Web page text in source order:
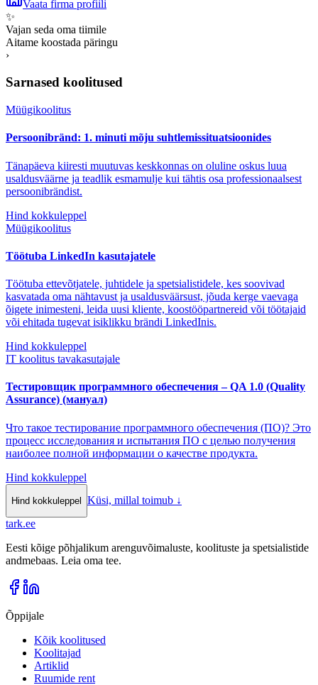
Vaata firma profiili
✨
Vajan seda oma tiimile
Aitame koostada päringu
›
Sarnased koolitused
Müügikoolitus
Persoonibränd: 1. minuti mõju suhtlemissituatsioonides
Tänapäeva kiiresti muutuvas keskkonnas on oluline oskus luua
usaldusväärne ja teadlik esmamulje kui tähtis osa professionaalsest
persoonibrändist.
Hind kokkuleppel
Müügikoolitus
Töötuba LinkedIn kasutajatele
Töötuba ettevõtjatele, juhtidele ja spetsialistidele, kes soovivad
kasvatada oma nähtavust ja usaldusväärsust, jõuda kerge vaevaga
õigete inimesteni, leida uusi kliente, koostööpartnereid või töötajaid
või ehitada tugevat isiklikku brändi LinkedInis.
Hind kokkuleppel
IT koolitus tavakasutajale
Тестировщик программного обеспечения – QA 1.0 (Quality
Assurance) (мануал)
Что такое тестирование программного обеспечения (ПО)? Это
процесс исследования и испытания ПО с целью получения
наиболее полной информации о качестве продукта.
Hind kokkuleppel
Hind kokkuleppel Küsi, millal toimub ↓
tark.ee
Eesti kõige põhjalikum arenguvõimaluste, koolituste ja spetsialistide
andmebaas. Leia oma tee.
Õppijale
Kõik koolitused
Koolitajad
Artiklid
Ruumide rent